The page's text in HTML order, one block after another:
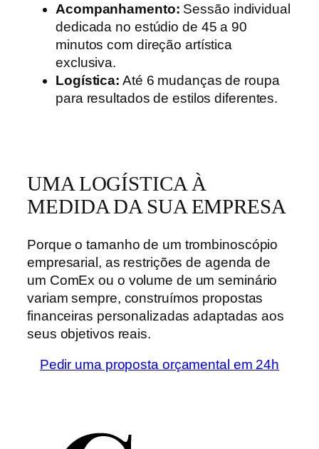
Acompanhamento: Sessão individual
dedicada no estúdio de 45 a 90
minutos com direção artística
exclusiva.
Logística: Até 6 mudanças de roupa
para resultados de estilos diferentes.
UMA LOGÍSTICA À
MEDIDA DA SUA EMPRESA
Porque o tamanho de um trombinoscópio
empresarial, as restrições de agenda de
um ComEx ou o volume de um seminário
variam sempre, construímos propostas
financeiras personalizadas adaptadas aos
seus objetivos reais.
Pedir uma proposta orçamental em 24h